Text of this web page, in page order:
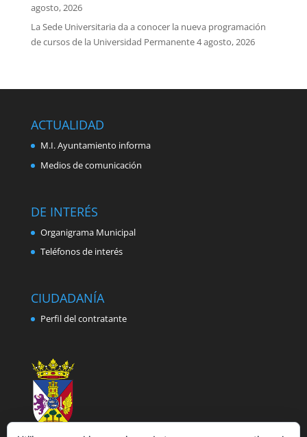
agosto, 2026
La Sede Universitaria da a conocer la nueva programación
de cursos de la Universidad Permanente4 agosto, 2026
ACTUALIDAD
M.I. Ayuntamiento informa
Medios de comunicación
DE INTERÉS
Organigrama Municipal
Teléfonos de interés
CIUDADANÍA
Perfil del contratante